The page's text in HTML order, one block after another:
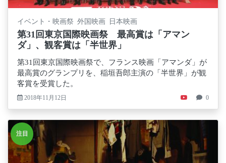
イベント・映画祭 外国映画 日本映画
第31回東京国際映画祭 最高賞は「アマン
ダ」、観客賞は「半世界」
第31回東京国際映画祭で、フランス映画「アマンダ」が
最高賞のグランプリを、稲垣吾郎主演の「半世界」が観
客賞を受賞した。
2018年11月12日 0
注目